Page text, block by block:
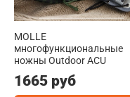
MOLLE
многофункциональные
ножны Outdoor ACU
1665 руб